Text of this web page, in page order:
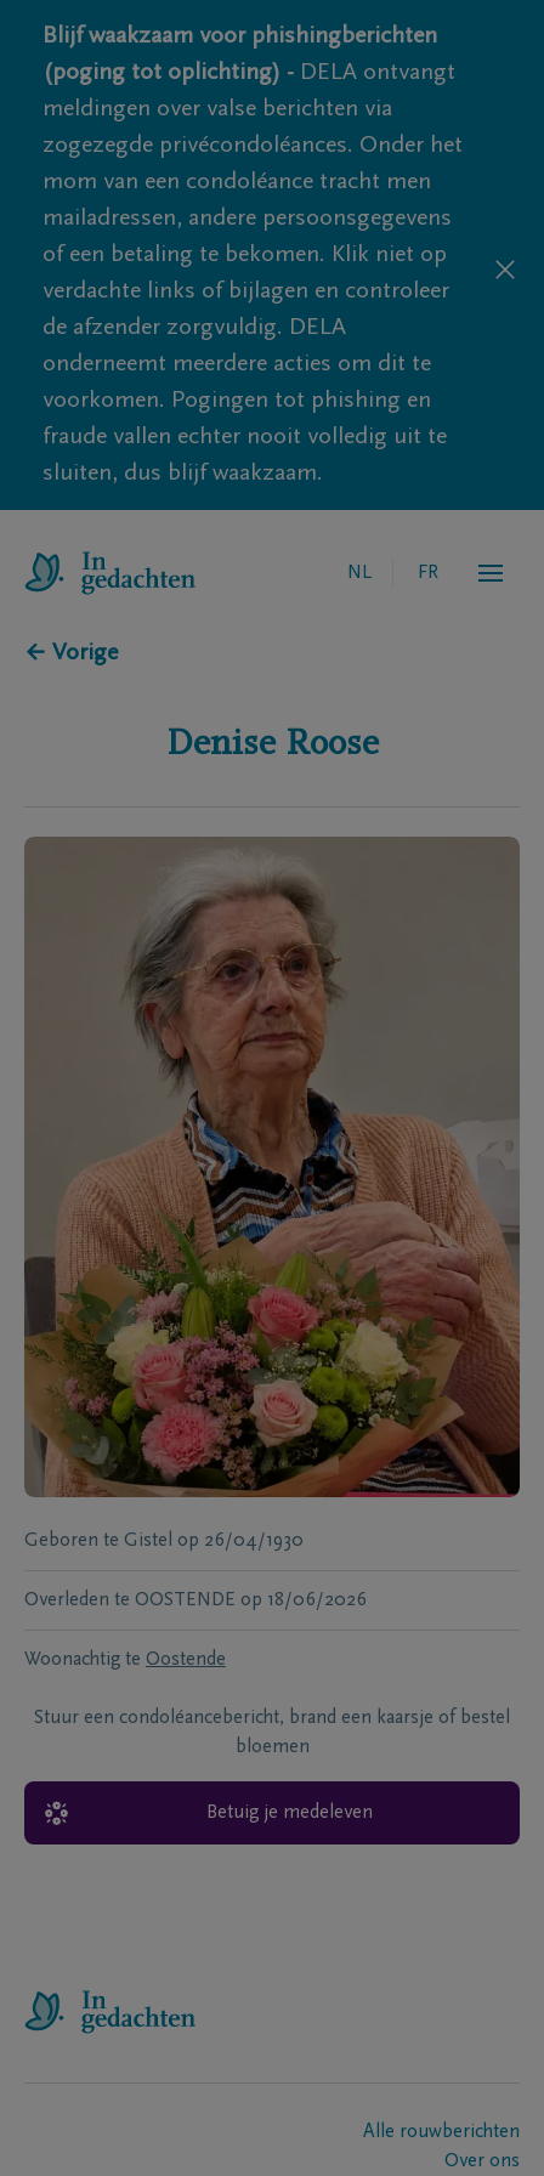
Blijf waakzaam voor phishingberichten
(poging tot oplichting) - DELA ontvangt
meldingen over valse berichten via
zogezegde privécondoléances. Onder het
mom van een condoléance tracht men
mailadressen, andere persoonsgegevens
of een betaling te bekomen. Klik niet op
verdachte links of bijlagen en controleer
de afzender zorgvuldig. DELA
onderneemt meerdere acties om dit te
voorkomen. Pogingen tot phishing en
fraude vallen echter nooit volledig uit te
sluiten, dus blijf waakzaam.
NL FR
← Vorige
Denise Roose
Geboren te Gistel op 26/04/1930
Overleden te OOSTENDE op 18/06/2026
Woonachtig te Oostende
Stuur een condoléancebericht, brand een kaarsje of bestel
bloemen
Betuig je medeleven
Alle rouwberichten
Over ons